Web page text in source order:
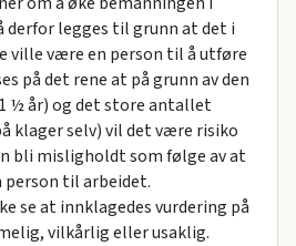
derfor legges til grunn at det i
ville være en person til å utføre
på det rene at på grunn av den
½ år) og det store antallet
klager selv) vil det være risiko
bli misligholdt som følge av at
person til arbeidet.
se at innklagedes vurdering på
vilkårlig eller usaklig.